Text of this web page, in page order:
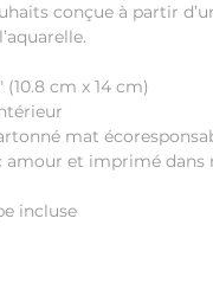
conçue à partir
(10.8 cm x 14 cm)
mat
amour et imprimé dans
incluse